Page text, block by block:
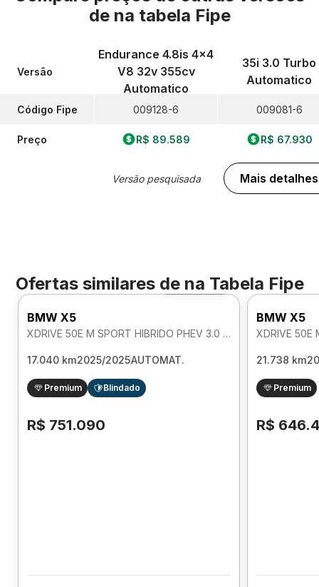
de na tabela Fipe
Versão
Código Fipe
Preço
Endurance 4.8is 4x4
V8 32v 355cv
Automatico
009128-6
R$ 89.589
Versão pesquisada
35i 3.0 Turbo
Automatico
009081-6
R$ 67.930
Mais detalhes
Ofertas similares de na Tabela Fipe
Foto 360º
BMW X5
XDRIVE 50E M SPORT HIBRIDO PHEV 3.0 AUTOMATICO
17.040 km2025/2025AUTOMAT.
Premium Blindado
R$ 751.090
BMW X5
21.738 km
Premium
R$